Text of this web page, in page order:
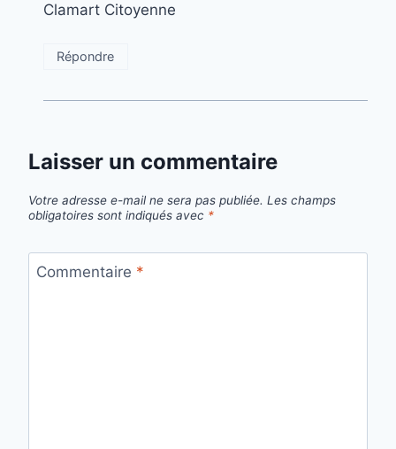
Clamart Citoyenne
Répondre
Laisser un commentaire
Votre adresse e-mail ne sera pas publiée. Les champs
obligatoires sont indiqués avec *
Commentaire *